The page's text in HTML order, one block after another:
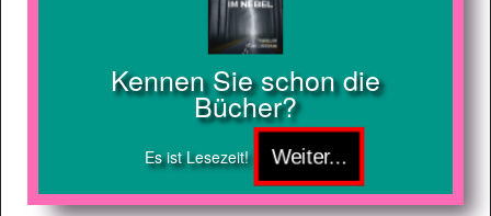
Kennen Sie schon die
Bücher?
Es ist Lesezeit!